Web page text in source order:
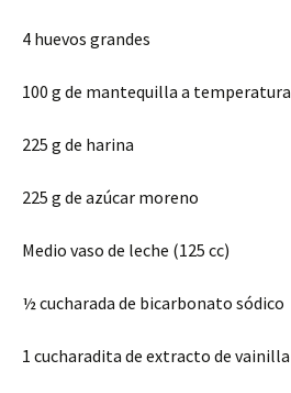
4 huevos grandes
100 g de mantequilla a
225 g de harina
225 g de azúcar moreno
Medio vaso de leche (125 cc)
½ cucharada de bicarbonato sódico
1 cucharadita de extracto de vainilla